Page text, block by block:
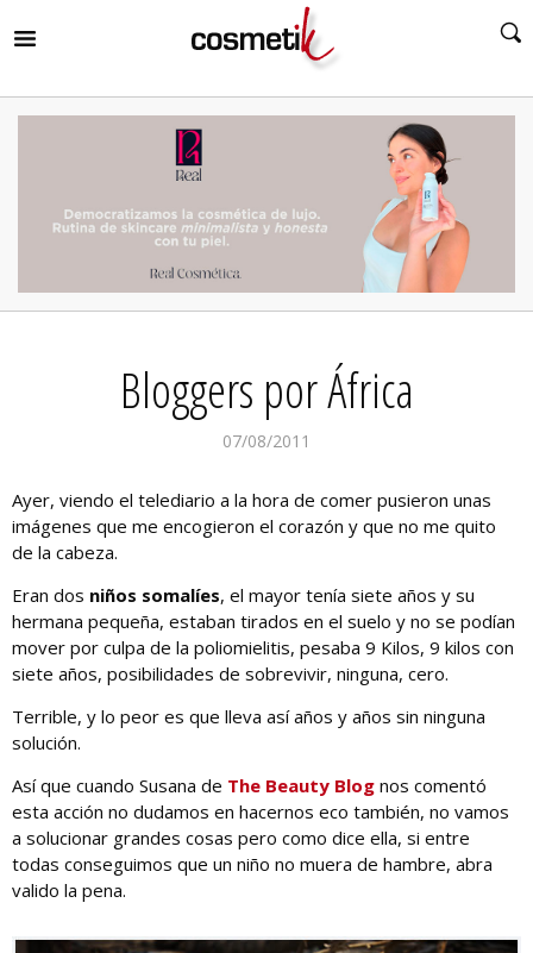
Bloggers por África
07/08/2011
Ayer, viendo el telediario a la hora de comer pusieron unas
imágenes que me encogieron el corazón y que no me quito
de la cabeza.
Eran dos niños somalíes, el mayor tenía siete años y su
hermana pequeña, estaban tirados en el suelo y no se podían
mover por culpa de la poliomielitis, pesaba 9 Kilos, 9 kilos con
siete años, posibilidades de sobrevivir, ninguna, cero.
Terrible, y lo peor es que lleva así años y años sin ninguna
solución.
Así que cuando Susana de The Beauty Blog nos comentó
esta acción no dudamos en hacernos eco también, no vamos
a solucionar grandes cosas pero como dice ella, si entre
todas conseguimos que un niño no muera de hambre, abra
valido la pena.